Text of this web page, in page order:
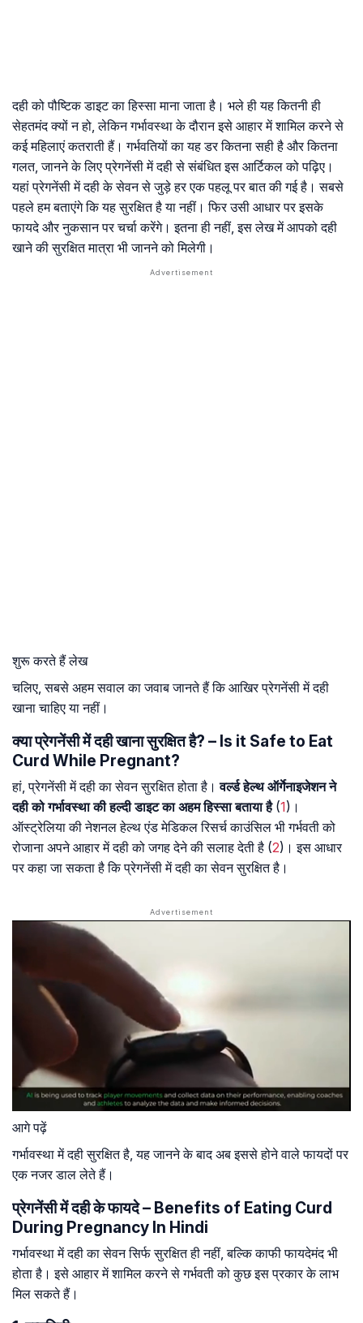
दही को पौष्टिक डाइट का हिस्सा माना जाता है। भले ही यह कितनी ही
सेहतमंद क्यों न हो, लेकिन गर्भावस्था के दौरान इसे आहार में शामिल करने से
कई महिलाएं कतराती हैं। गर्भवतियों का यह डर कितना सही है और कितना
गलत, जानने के लिए प्रेगनेंसी में दही से संबंधित इस आर्टिकल को पढ़िए।
यहां प्रेगनेंसी में दही के सेवन से जुड़े हर एक पहलू पर बात की गई है। सबसे
पहले हम बताएंगे कि यह सुरक्षित है या नहीं। फिर उसी आधार पर इसके
फायदे और नुकसान पर चर्चा करेंगे। इतना ही नहीं, इस लेख में आपको दही
खाने की सुरक्षित मात्रा भी जानने को मिलेगी।
शुरू करते हैं लेख
चलिए, सबसे अहम सवाल का जवाब जानते हैं कि आखिर प्रेगनेंसी में दही
खाना चाहिए या नहीं।
क्या प्रेगनेंसी में दही खाना सुरक्षित है? – Is it Safe to Eat
Curd While Pregnant?
हां, प्रेगनेंसी में दही का सेवन सुरक्षित होता है।वर्ल्ड हेल्थ ऑर्गेनाइजेशन ने
दही को गर्भावस्था की हल्दी डाइट का अहम हिस्सा बताया है(1)।
ऑस्ट्रेलिया की नेशनल हेल्थ एंड मेडिकल रिसर्च काउंसिल भी गर्भवती को
रोजाना अपने आहार में दही को जगह देने की सलाह देती है (2)। इस आधार
पर कहा जा सकता है कि प्रेगनेंसी में दही का सेवन सुरक्षित है।
आगे पढ़ें
गर्भावस्था में दही सुरक्षित है, यह जानने के बाद अब इससे होने वाले फायदों पर
एक नजर डाल लेते हैं।
प्रेगनेंसी में दही के फायदे – Benefits of Eating Curd
During Pregnancy In Hindi
गर्भावस्था में दही का सेवन सिर्फ सुरक्षित ही नहीं, बल्कि काफी फायदेमंद भी
होता है। इसे आहार में शामिल करने से गर्भवती को कुछ इस प्रकार के लाभ
मिल सकते हैं।